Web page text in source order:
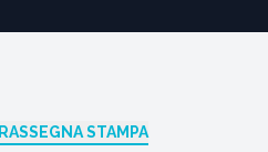
RASSEGNA STAMPA